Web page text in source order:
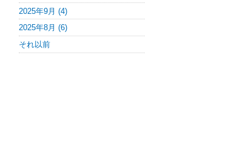
2025年9月 (4)
2025年8月 (6)
それ以前